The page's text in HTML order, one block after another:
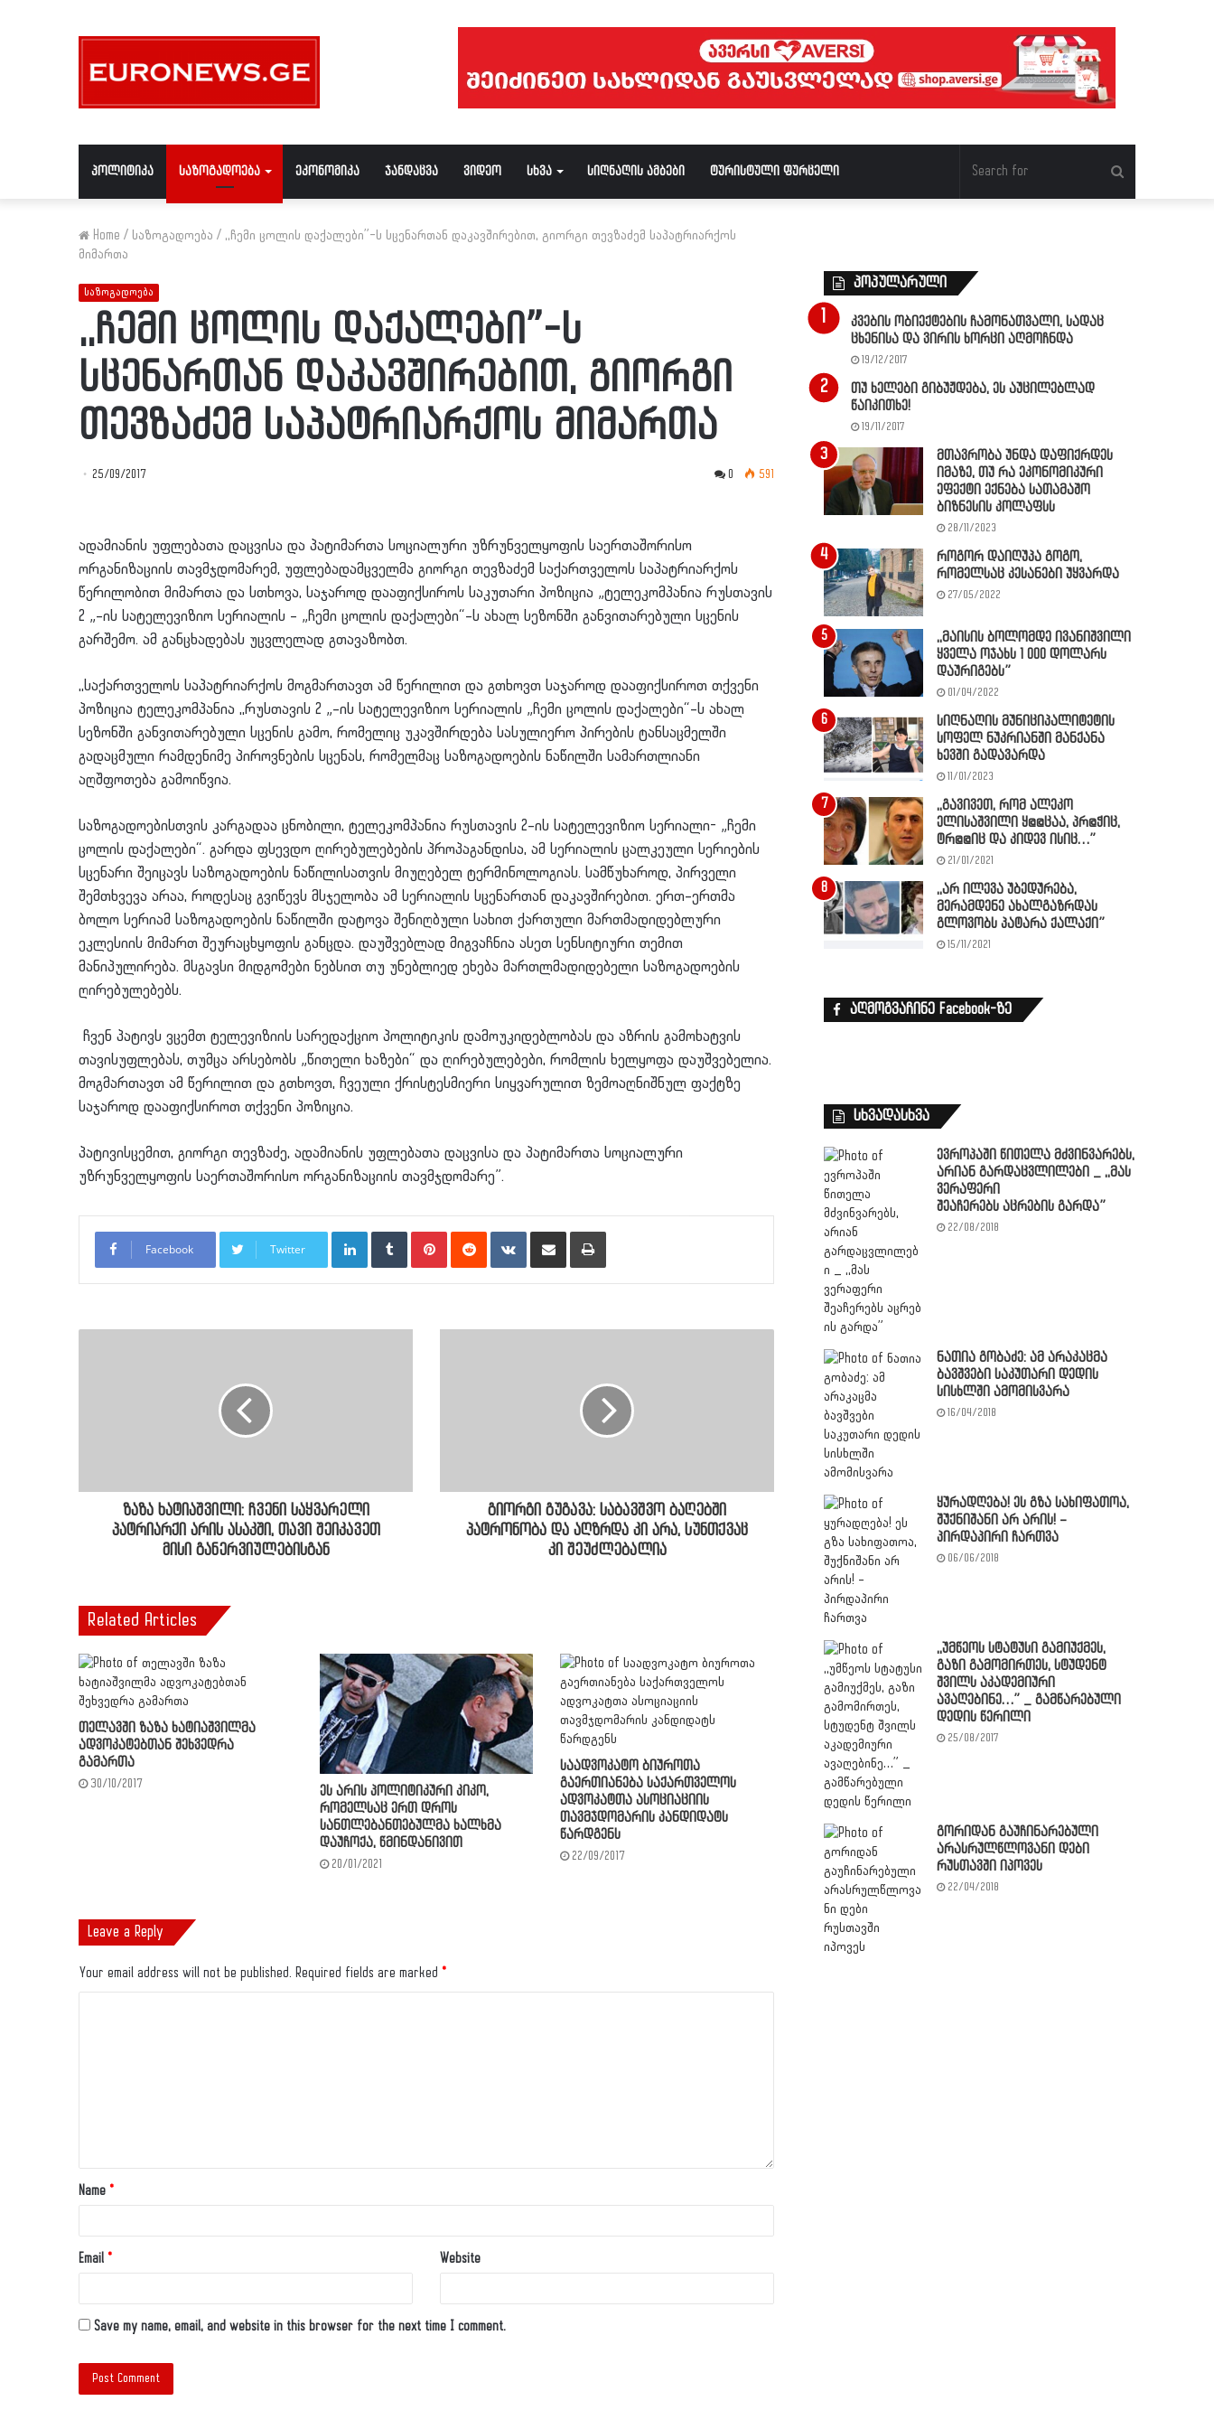
პოლიტიკა საზოგადოება ეკონომიკა ჯანდაცვა ვიდეო სხვა სიღნაღის ამბები ტურისტული ფურცელი
Home / საზოგადოება / ,,ჩემი ცოლის დაქალები”-ს სცენართან დაკავშირებით, გიორგი თევზაძემ საპატრიარქოს
მიმართა
საზოგადოება
,,ჩემი ცოლის დაქალები”-ს
სცენართან დაკავშირებით, გიორგი
თევზაძემ საპატრიარქოს მიმართა
25/09/2017 0 591
ადამიანის უფლებათა დაცვისა და პატიმართა სოციალური უზრუნველყოფის საერთაშორისო
ორგანიზაციის თავმჯდომარემ, უფლებადამცველმა გიორგი თევზაძემ საქართველოს საპატრიარქოს
წერილობით მიმართა და სთხოვა, საჯაროდ დააფიქსიროს საკუთარი პოზიცია „ტელეკომპანია რუსთავის
2 „–ის სატელევიზიო სერიალის – „ჩემი ცოლის დაქალები“–ს ახალ სეზონში განვითარებული სცენის
გარშემო. ამ განცხადებას უცვლელად გთავაზობთ.
,,საქართველოს საპატრიარქოს მოგმართავთ ამ წერილით და გთხოვთ საჯაროდ დააფიქსიროთ თქვენი
პოზიცია ტელეკომპანია ,,რუსთავის 2 „–ის სატელევიზიო სერიალის „ჩემი ცოლის დაქალები“–ს ახალ
სეზონში განვითარებული სცენის გამო, რომელიც უკავშირდება სასულიერო პირების ტანსაცმელში
გადაცმული რამდენიმე პიროვნების სცენას, რომელმაც საზოგადოების ნაწილში სამართლიანი
აღშფოთება გამოიწვია.
საზოგადოებისთვის კარგადაა ცნობილი, ტელეკომპანია რუსთავის 2–ის სატელევიზიო სერიალი- „ჩემი
ცოლის დაქალები“. გარდა ფსევდო ღირებულებების პროპაგანდისა, ამ სერიალის ცალკეული სერიების
სცენარი შეიცავს საზოგადოების ნაწილისათვის მიუღებელ ტერმინოლოგიას. სამწუხაროდ, პირველი
შემთხვევა არაა, როდესაც გვიწევს მსჯელობა ამ სერიალის სცენართან დაკავშირებით. ერთ–ერთმა
ბოლო სერიამ საზოგადოების ნაწილში დატოვა შენიღბული სახით ქართული მართმადიდებლური
ეკლესიის მიმართ შეურაცხყოფის განცდა. დაუშვებლად მიგვაჩნია ასეთ სენსიტიური თემით
მანიპულირება. მსგავსი მიდგომები ნებსით თუ უნებლიედ ეხება მართლმადიდებელი საზოგადოების
ღირებულებებს.
ჩვენ პატივს ვცემთ ტელევიზიის სარედაქციო პოლიტიკის დამოუკიდებლობას და აზრის გამოხატვის
თავისუფლებას, თუმცა არსებობს „წითელი ხაზები“ და ღირებულებები, რომლის ხელყოფა დაუშვებელია.
მოგმართავთ ამ წერილით და გთხოვთ, ჩვეული ქრისტესმიერი სიყვარულით ზემოაღნიშნულ ფაქტზე
საჯაროდ დააფიქსიროთ თქვენი პოზიცია.
პატივისცემით, გიორგი თევზაძე, ადამიანის უფლებათა დაცვისა და პატიმართა სოციალური
უზრუნველყოფის საერთაშორისო ორგანიზაციის თავმჯდომარე”.
Facebook Twitter
LinkedInTumblr PinterestReddit VKontakteShare via Email Print
ზაზა ხატიაშვილი: ჩვენი საყვარელი
პატრიარქი არის ასაკში, თავი შეიკავეთ
მისი განერვიულებისგან
გიორგი გუგავა: საბავშვო ბაღებში
პატრონობა და აღზრდა კი არა, სუნთქვაც
კი შეუძლებალია
Related Articles
თელავში ზაზა ხატიაშვილმა
ადვოკატებთან შეხვედრა
გამართა
30/10/2017
ეს არის პოლიტიკური კიკო,
რომელსაც ერთ დროს
სანთლებანთებულმა ხალხმა
დაუჩოქა, წმინდანივით
20/01/2021
საადვოკატო ბიუროთა
გაერთიანება საქართველოს
ადვოკატთა ასოციაციის
თავმჯდომარის კანდიდატს
წარდგენს
22/09/2017
Leave a Reply
Your email address will not be published. Required fields are marked *
Name *
Email * Website
Save my name, email, and website in this browser for the next time I comment.
პოპულარული
კვების ობიექტების ჩამონათვალი, სადაც
ცხენისა და ვირის ხორცი აღმოჩნდა
19/12/2017
თუ ხელები გიბუჟდება, ეს აუცილებლად
წაიკითხე!
19/11/2017
მთავრობა უნდა დაფიქრდეს
იმაზე, თუ რა ეკონომიკური
ეფექტი ექნება სათამაშო
ბიზნესის კოლაფსს
28/11/2023
როგორ დაიღუპა გოგო,
რომელსაც კესანები უყვარდა
27/05/2022
,,მაისის ბოლომდე ივანიშვილი
ყველა ოჯახს 1 000 დოლარს
დაურიგებს”
01/04/2022
სიღნაღის მუნიციპალიტეტის
სოფელ ნუკრიანში მანქანა
ხევში გადავარდა
11/01/2023
,,გავივეთ, რომ ალეკო
ელისაშვილი ყ@@ცაა, პრ@ჭიც,
ტრ@@იც და კიდევ ისიც…”
21/01/2021
,,არ ილევა უბედურება,
მერამდენე ახალგაზრდას
გლოვობს პატარა ქალაქი”
15/11/2021
აღმოგვაჩინე Facebook-ზე
სხვადასხვა
ევროპაში წითელა მძვინვარებს,
არიან გარდაცვლილები _ ,,მას
ვერაფერი
შეაჩერებს აცრების გარდა”
22/08/2018
ნათია გობაძე: ამ არაკაცმა
ბავშვები საკუთარი დედის
სისხლში ამომისვარა
16/04/2018
ყურადღება! ეს გზა სახიფათოა,
შუქნიშანი არ არის! –
პირდაპირი ჩართვა
06/06/2018
,,უმწეოს სტატუსი გამიუქმეს,
გაზი გამომირთეს, სტუდენტ
შვილს აკადემიური
ავაღებინე…” _ გამწარებული
დედის წერილი
25/08/2017
გორიდან გაუჩინარებული
არასრულწლოვანი დები
რუსთავში იპოვეს
22/04/2018